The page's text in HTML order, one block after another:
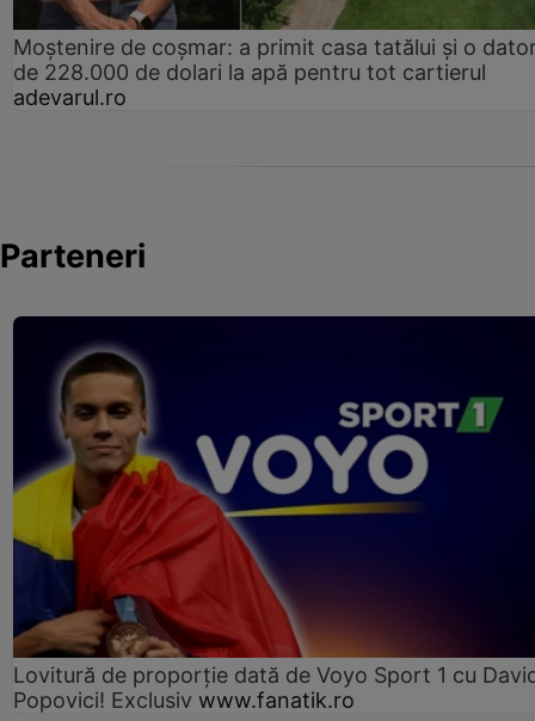
Moștenire de coșmar: a primit casa tatălui și o
de 228.000 de dolari la apă pentru tot cartierul
adevarul.ro
Parteneri
Lovitură de proporție dată de Voyo Sport 1 cu
Popovici! Exclusiv www.fanatik.ro